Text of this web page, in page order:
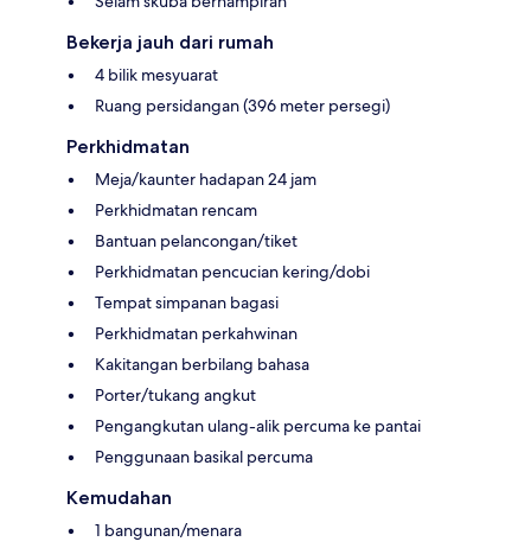
Bekerja jauh dari rumah
4 bilik mesyuarat
Ruang persidangan (396 meter persegi)
Perkhidmatan
Meja/kaunter hadapan 24 jam
Perkhidmatan rencam
Bantuan pelancongan/tiket
Perkhidmatan pencucian kering/dobi
Tempat simpanan bagasi
Perkhidmatan perkahwinan
Kakitangan berbilang bahasa
Porter/tukang angkut
Pengangkutan ulang-alik percuma ke pantai
Penggunaan basikal percuma
Kemudahan
1 bangunan/menara